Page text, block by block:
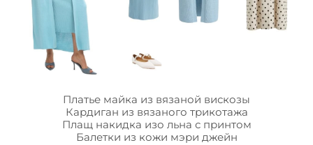
Платье майка из вязаной вискозы
Кардиган из вязаного трикотажа
Плащ накидка изо льна с принтом
Балетки из кожи мэри джейн